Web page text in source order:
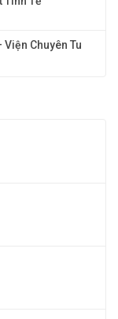
Viện Chuyên Tu